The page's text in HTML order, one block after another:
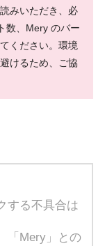
みいただき、必
数、Mery のバー
ください。環境
けるため、ご協